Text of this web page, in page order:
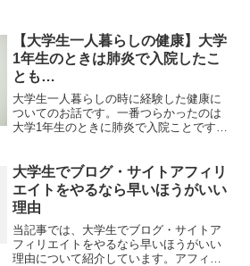
【大学生一人暮らしの健康】大学
1年生のときは肺炎で入院したこ
とも…
大学生一人暮らしの時に経験した健康に
ついてのお話です。一番つらかったのは
大学1年生のときに肺炎で入院ことです
院これは最悪です。私は年に最低1回は風
邪を引いていました。...
大学生でブログ・サイトアフィリ
エイトをやるなら早いほうがいい
理由
当記事では、大学生でブログ・サイトア
フィリエイトをやるなら早いほうがいい
理由について紹介しています。アフィリ